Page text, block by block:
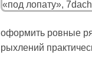
оформить ровные
рыхлений